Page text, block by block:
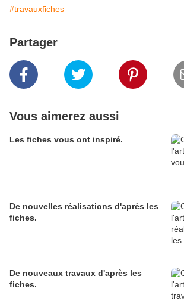
#travauxfiches
Partager
Vous aimerez aussi
Les fiches vous ont inspiré.
De nouvelles réalisations d'après les
fiches.
De nouveaux travaux d'après les
fiches.